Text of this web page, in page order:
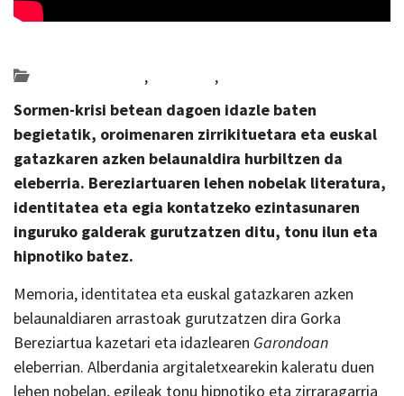
, ,
Sormen-krisi betean dagoen idazle baten
begietatik, oroimenaren zirrikituetara eta euskal
gatazkaren azken belaunaldira hurbiltzen da
eleberria. Bereziartuaren lehen nobelak literatura,
identitatea eta egia kontatzeko ezintasunaren
inguruko galderak gurutzatzen ditu, tonu ilun eta
hipnotiko batez.
Memoria, identitatea eta euskal gatazkaren azken
belaunaldiaren arrastoak gurutzatzen dira Gorka
Bereziartua kazetari eta idazlearen Garondoan
eleberrian. Alberdania argitaletxearekin kaleratu duen
lehen nobelan, egileak tonu hipnotiko eta zirraragarria